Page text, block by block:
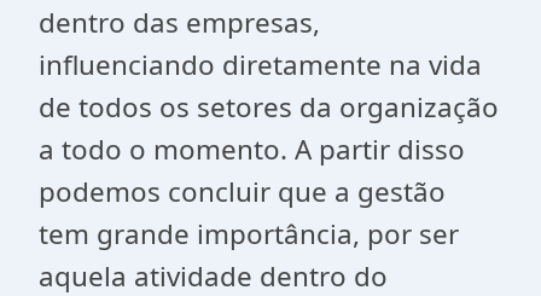
dentro das empresas,
influenciando diretamente na vida
de todos os setores da organização
a todo o momento. A partir disso
podemos concluir que a gestão
tem grande importância, por ser
aquela atividade dentro do